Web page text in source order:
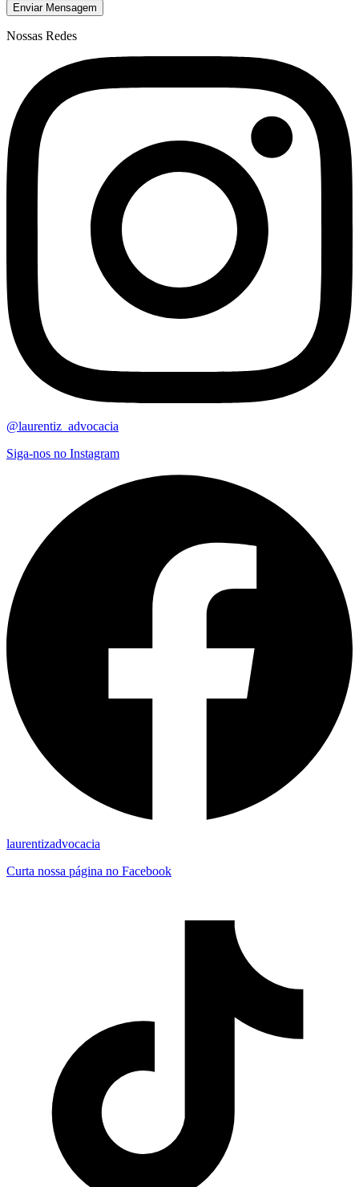
Enviar Mensagem
Nossas Redes
@laurentiz_advocacia
Siga-nos no Instagram
laurentizadvocacia
Curta nossa página no Facebook